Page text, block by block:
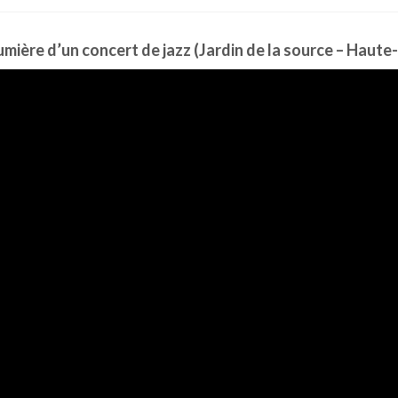
d’un concert de jazz (Jardin de la source –